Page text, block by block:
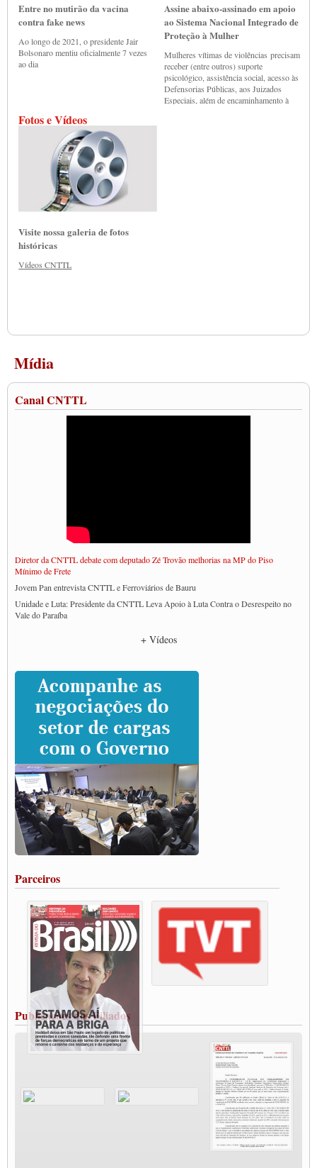
Entre no mutirão da vacina
contra fake news
Ao longo de 2021, o presidente Jair
Bolsonaro mentiu oficialmente 7 vezes
ao dia
Assine abaixo-assinado em apoio
ao Sistema Nacional Integrado de
Proteção à Mulher
Mulheres vítimas de violências precisam
receber (entre outros) suporte
psicológico, assistência social, acesso às
Defensorias Públicas, aos Juizados
Especiais, além de encaminhamento à
Fotos e Vídeos
Visite nossa galeria de fotos
históricas
Vídeos CNTTL
Mídia
Canal CNTTL
Diretor da CNTTL debate com deputado Zé Trovão melhorias na MP do Piso
Mínimo de Frete
Jovem Pan entrevista CNTTL e Ferroviários de Bauru
Unidade e Luta: Presidente da CNTTL Leva Apoio à Luta Contra o Desrespeito no
Vale do Paraíba
CNTTL e entidades dos caminhoneiros conversam com governo Lula sobre pautas
Caminhoneiros prometem paralisação e cobram diálogo com Lula
CNTTL e lideranças de caminhoneiros participam de debate sobre saúde nas
rodovias
Paulinho e Litti debatem política global para transporte rodoviário de cargas na
SUTCRA no Uruguai
Grande Conquista da Categoria transporte de Cargas e Caminhoneiros Autonomos
ENCONTRO INTERNACIONAL EM APOIO A CLASSE TRABALHADORA
DO BRASIL E A ELEIÇÃO 2022
Carta às Brasileiras e aos Brasileiros em Defesa do Estado Democrático de Direito
Paulinho, presidente da CNTTL, faz balanço do 3º Congresso da CNTTL
Caminhoneiros aprovam greve a partir do 1º de novembro
Rodoviários de Feira Santana fazem Assembleia para avaliar proposta de reajuste
salarial
Vacina Já: Lockdown de 24 horas dos trabalhadores em transportes está mantido,
Condutores de Guarulhos farão greve sanitária nesta terça-feira (20)
Paralisação dos Caminhoneiros na #BR285, entrocamento que liga o Mercosul ao
Rio Grande
Caminhoneiros bloqueiam duas faixas na Castello Branco e fazem protesto
Modal-Live #13 Aumento da Violência Contra Mulher e o Adoecimento da Classe
Trabalhadora em Tempos de Pandemia
MODAL-LIVE#12 POLÍTICAS PÚBLICAS DE TRANSPORTE PARA A
CLASSE TRABALHADORA E ELEIÇÕES NA PANDEMIA
MODAL-LIVE#11 POLÍTICAS PÚBLICAS DE TRANSPORTE
JUVENTUDE DO TRANSPORTE: POR QUE DEVEMOS NOS ORGANIZAR?
Fabio Primo testa positivo para Coronavírus, mas está bem de saúde
Modal-Live#9 Quais são os direitos dos trabalhador@s que contraem a Covid-19 na
Participe da Campanha Fora Bolsonaro
CNTTL e FECOOTAC apoiam Campanha de testes de COVID-19 para
MODAL-LIVE#8 - Lideranças sindicais da CNTTL, CGTB e dos caminhoneiros
+ Vídeos
Parceiros
Publicações dos Filiados